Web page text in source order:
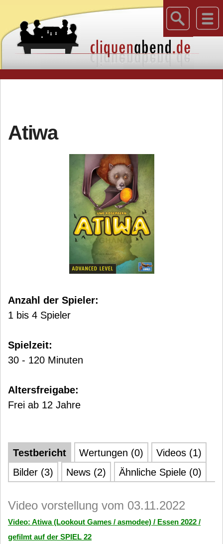
Atiwa
Anzahl der Spieler:
1 bis 4 Spieler
Spielzeit:
30 - 120 Minuten
Altersfreigabe:
Frei ab 12 Jahre
Testbericht Wertungen (0)
Videos (1)
Bilder (3)
News (2) Ähnliche Spiele (0)
Video vorstellung vom 03.11.2022
Video: Atiwa (Lookout Games / asmodee) / Essen 2022 /
gefilmt auf der SPIEL 22